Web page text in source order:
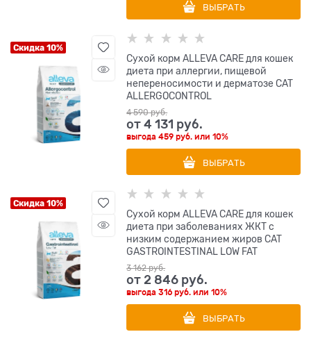
ВЫБРАТЬ
Скидка 10%
Сухой корм ALLEVA CARE для кошек
диета при аллергии, пищевой
непереносимости и дерматозе CAT
ALLERGOCONTROL
4 590 руб.
от4 131 руб.
выгода459 руб. или10%
ВЫБРАТЬ
Скидка 10%
Сухой корм ALLEVA CARE для кошек
диета при заболеваниях ЖКТ с
низким содержанием жиров CAT
GASTROINTESTINAL LOW FAT
3 162 руб.
от2 846 руб.
выгода316 руб. или10%
ВЫБРАТЬ